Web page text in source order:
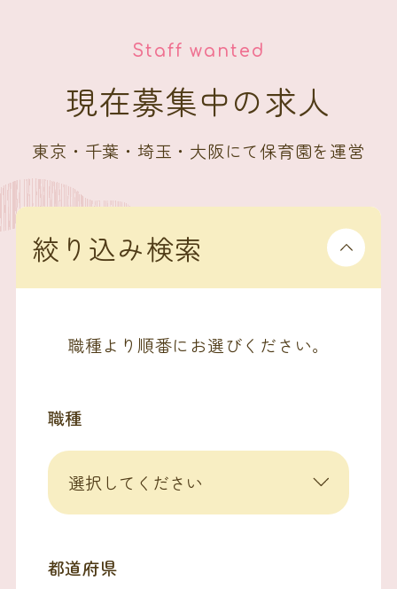
Staff wanted
現在募集中の求人
東京・千葉・埼玉・大阪にて保育園を運営
絞り込み検索
職種より順番にお選びください。
職種
都道府県